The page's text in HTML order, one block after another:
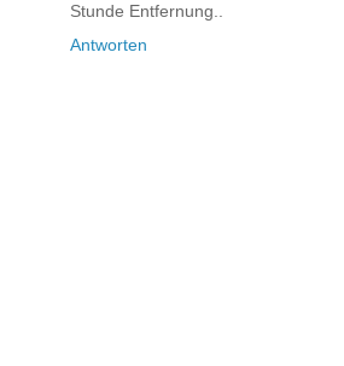
Stunde Entfernung..
Antworten